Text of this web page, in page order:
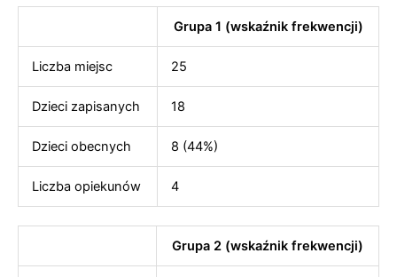
Grupa 1 (wskaźnik frekwencji)
Liczba miejsc 25
Dzieci zapisanych 18
Dzieci obecnych 8 (44%)
Liczba opiekunów 4
Grupa 2 (wskaźnik frekwencji)